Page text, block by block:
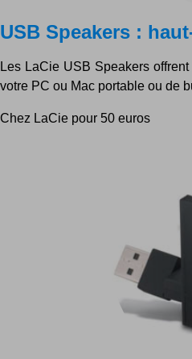
USB Speakers :
Les LaCie USB Speakers
votre PC ou Mac portable ou de
Chez LaCie pour 50 euros